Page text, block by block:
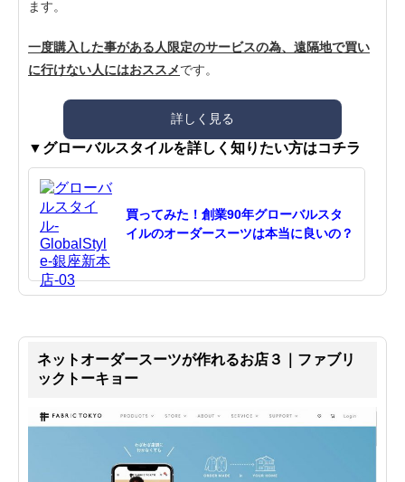
ます。
一度購入した事がある人限定のサービスの為、遠隔地で買い
に行けない人にはおススメです。
詳しく見る
▼グローバルスタイルを詳しく知りたい方はコチラ
買ってみた！創業90年グローバルスタ
イルのオーダースーツは本当に良いの？
ネットオーダースーツが作れるお店３｜ファブリ
ックトーキョー